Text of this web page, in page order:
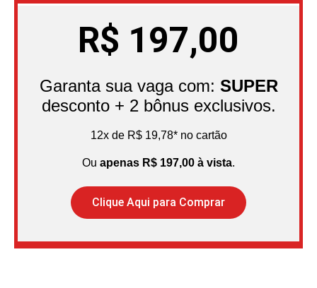
R$ 197,00
Garanta sua vaga com: SUPER
desconto + 2 bônus exclusivos.
12x de R$ 19,78* no cartão
Ou apenas R$ 197,00 à vista.
Clique Aqui para Comprar